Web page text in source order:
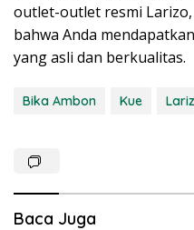
outlet-outlet resmi
bahwa Anda
yang asli dan berkualitas.
Bika Ambon Kue
Baca Juga